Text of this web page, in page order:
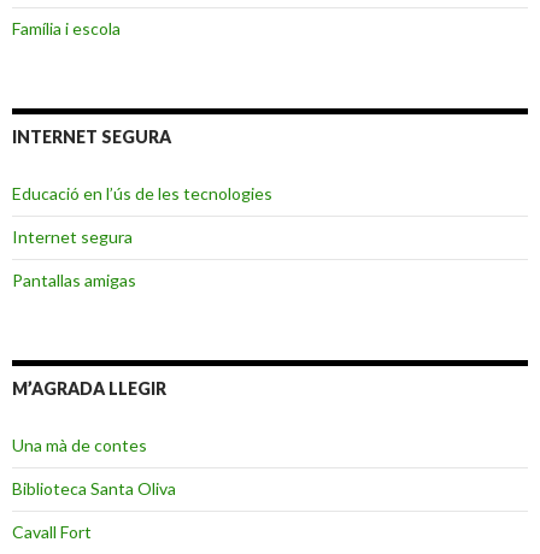
Família i escola
INTERNET SEGURA
Educació en l’ús de les tecnologies
Internet segura
Pantallas amigas
M’AGRADA LLEGIR
Una mà de contes
Biblioteca Santa Oliva
Cavall Fort